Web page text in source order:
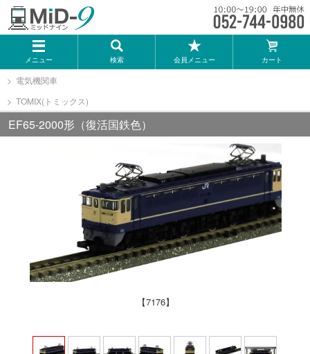
メニュー 検索 会員メニュー カート
メーカー一覧
TOMIX
KATO
トミーテック
マイクロエース
Bトレインショーティー
タカラトミー（プラレール）
ポポンデッタ
電気機関車
TOMIX(トミックス)
EF65-2000形（復活国鉄色）
【7176】